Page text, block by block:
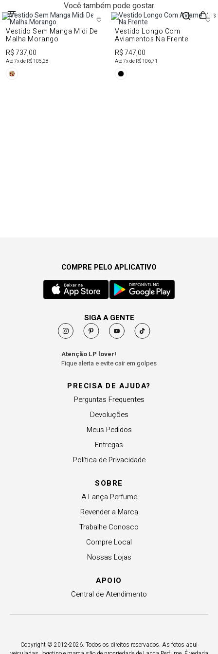
Você também pode gostar
Vestido Sem Manga Midi De
Malha Morango
R$ 737,00
Até7x de R$ 105,28
Vestido Longo Com
Aviamentos Na Frente
R$ 747,00
Até7x de R$ 106,71
PRECISA DE AJUDA?
Perguntas Frequentes
Devoluções
Meus Pedidos
Entregas
Política de Privacidade
SOBRE
A Lança Perfume
Revender a Marca
Trabalhe Conosco
Compre Local
Nossas Lojas
APOIO
Central de Atendimento
COMPRE PELO APLICATIVO
SIGA A GENTE
Atenção LP lover!
Fique alerta e evite cair em golpes
Copyright © 2012-2026. Todos os direitos reservados. As fotos aqui